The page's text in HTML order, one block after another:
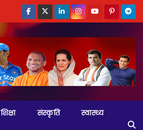
शिक्षा संस्कृति स्वास्थ्य